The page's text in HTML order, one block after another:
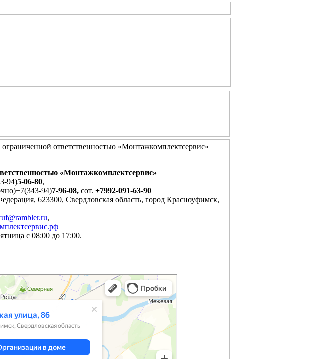
ответственностью «Монтажкомплектсервис»
«Монтажкомплектсервис»
94)5-06-80,
94)7-96-08, сот. +7992-091-63-90
623300, Свердловская область, город Красноуфимск,
,
с 08:00 до 17:00.